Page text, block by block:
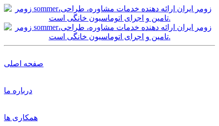
صفحه اصلی
درباره ما
همکاری ها